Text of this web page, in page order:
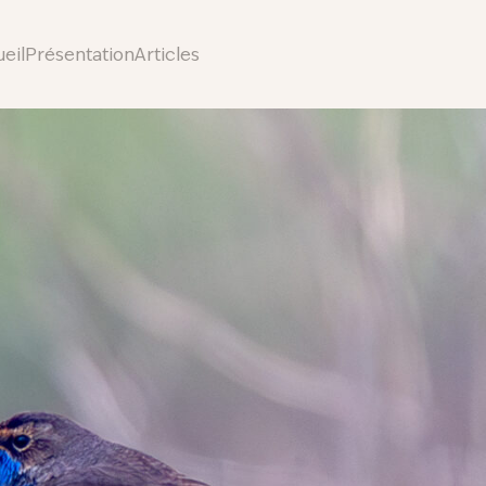
PrésentationArticles